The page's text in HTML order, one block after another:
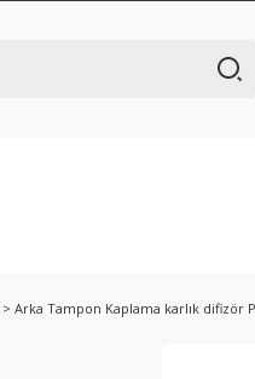
Arka Tampon Kaplama karlık difizör